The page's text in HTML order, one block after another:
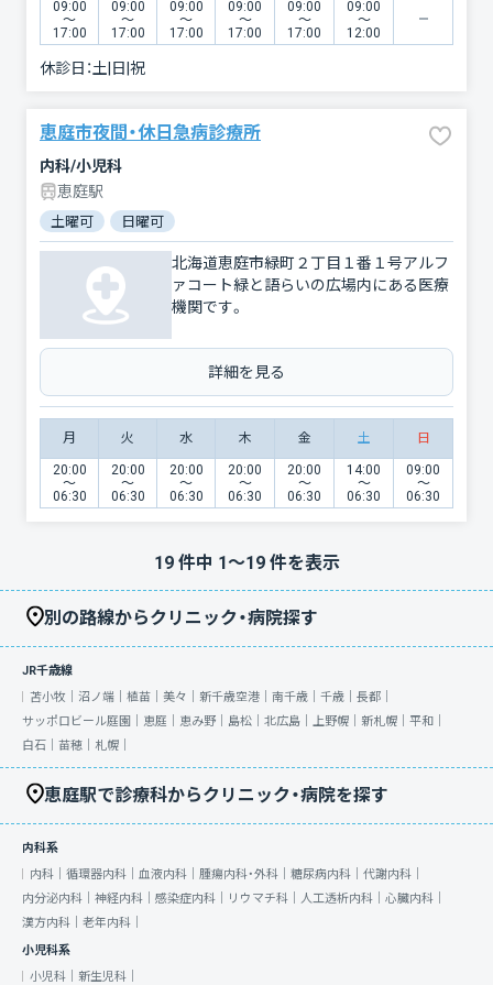
09:00
〜
17:00
09:00
〜
17:00
09:00
〜
17:00
09:00
〜
17:00
09:00
〜
17:00
09:00
〜
12:00
休診日：土|日|祝
恵庭市夜間・休日急病診療所
内科/小児科
恵庭駅
土曜可 日曜可
北海道恵庭市緑町２丁目１番１号アルフ
ァコート緑と語らいの広場内にある医療
機関です。
詳細を見る
月 火 水 木 金 土 日
20:00
〜
06:30
20:00
〜
06:30
20:00
〜
06:30
20:00
〜
06:30
20:00
〜
06:30
14:00
〜
06:30
09:00
〜
06:30
19件中 1〜19件を表示
別の路線からクリニック・病院探す
JR千歳線
苫小牧｜ 沼ノ端｜ 植苗｜ 美々｜ 新千歳空港｜ 南千歳｜ 千歳｜ 長都｜
サッポロビール庭園｜ 恵庭｜ 恵み野｜ 島松｜ 北広島｜ 上野幌｜ 新札幌｜ 平和｜
白石｜ 苗穂｜ 札幌｜
恵庭駅で診療科からクリニック・病院を探す
内科系
内科｜ 循環器内科｜ 血液内科｜ 腫瘍内科・外科｜ 糖尿病内科｜ 代謝内科｜
内分泌内科｜ 神経内科｜ 感染症内科｜ リウマチ科｜ 人工透析内科｜ 心臓内科｜
漢方内科｜ 老年内科｜
小児科系
小児科｜ 新生児科｜